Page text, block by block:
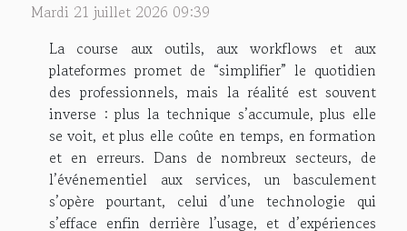
Mardi 21 juillet 2026 09:39
La course aux outils, aux workflows et aux
plateformes promet de “simplifier” le quotidien
des professionnels, mais la réalité est souvent
inverse : plus la technique s’accumule, plus elle
se voit, et plus elle coûte en temps, en formation
et en erreurs. Dans de nombreux secteurs, de
l’événementiel aux services, un basculement
s’opère pourtant, celui d’une technologie qui
s’efface enfin derrière l’usage, et d’expériences